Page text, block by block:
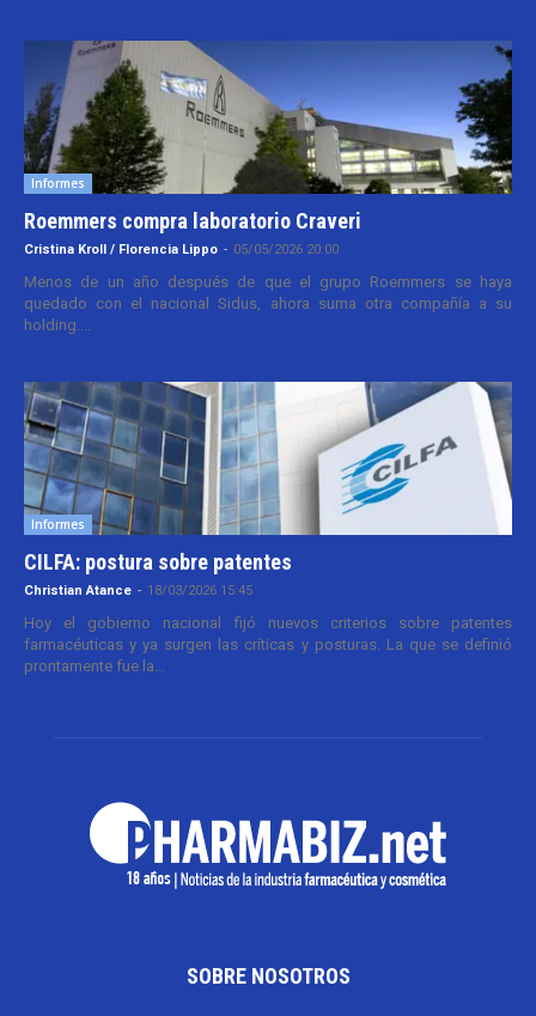
Informes
Roemmers compra laboratorio Craveri
Cristina Kroll / Florencia Lippo - 05/05/2026 20:00
Menos de un año después de que el grupo Roemmers se haya
quedado con el nacional Sidus, ahora suma otra compañía a su
holding....
Informes
CILFA: postura sobre patentes
Christian Atance - 18/03/2026 15:45
Hoy el gobierno nacional fijó nuevos criterios sobre patentes
farmacéuticas y ya surgen las críticas y posturas. La que se definió
prontamente fue la...
SOBRE NOSOTROS